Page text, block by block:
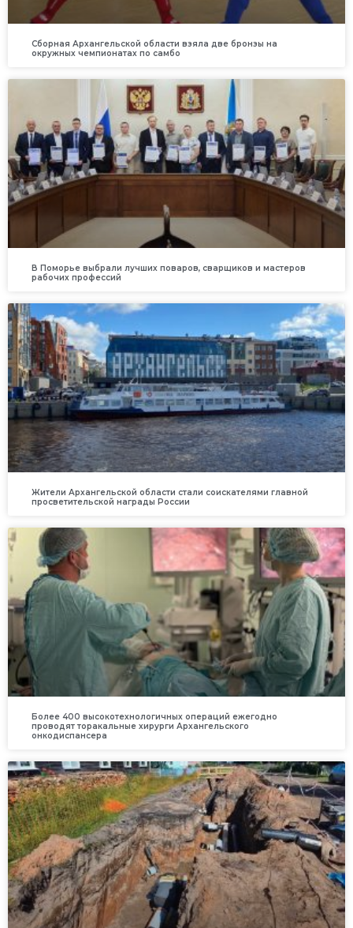
Сборная Архангельской области взяла две бронзы на
окружных чемпионатах по самбо
В Поморье выбрали лучших поваров, сварщиков и мастеров
рабочих профессий
Жители Архангельской области стали соискателями главной
просветительской награды России
Более 400 высокотехнологичных операций ежегодно
проводят торакальные хирурги Архангельского
онкодиспансера